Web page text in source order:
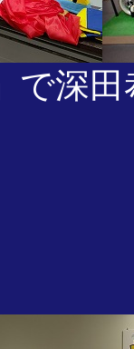
で深